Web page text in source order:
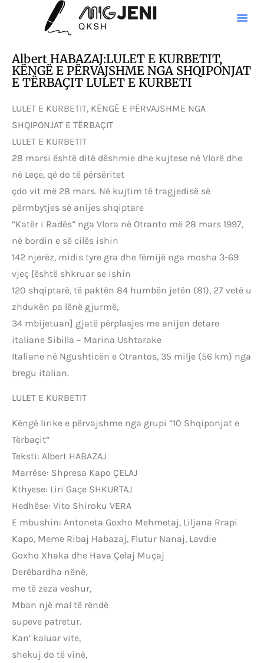
Albert HABAZAJ:LULET E KURBETIT,
KËNGË E PËRVAJSHME NGA SHQIPONJAT
E TËRBAÇIT LULET E KURBETI
LULET E KURBETIT, KËNGË E PËRVAJSHME NGA
SHQIPONJAT E TËRBAÇIT
LULET E KURBETIT
28 marsi është ditë dëshmie dhe kujtese në Vlorë dhe
në Leçe, që do të përsëritet
çdo vit më 28 mars. Në kujtim të tragjedisë së
përmbytjes së anijes shqiptare
“Katër i Radës” nga Vlora në Otranto më 28 mars 1997,
në bordin e së cilës ishin
142 njerëz, midis tyre gra dhe fëmijë nga mosha 3-69
vjeç [është shkruar se ishin
120 shqiptarë, të paktën 84 humbën jetën (81), 27 vetë u
zhdukën pa lënë gjurmë,
34 mbijetuan] gjatë përplasjes me anijen detare
italiane Sibilla – Marina Ushtarake
Italiane në Ngushticën e Otrantos, 35 milje (56 km) nga
bregu italian.
LULET E KURBETIT
Këngë lirike e përvajshme nga grupi “10 Shqiponjat e
Tërbaçit”
Teksti: Albert HABAZAJ
Marrëse: Shpresa Kapo ÇELAJ
Kthyese: Liri Gaçe SHKURTAJ
Hedhëse: Vito Shiroku VERA
E mbushin: Antoneta Goxho Mehmetaj, Liljana Rrapi
Kapo, Meme Ribaj Habazaj, Flutur Nanaj, Lavdie
Goxho Xhaka dhe Hava Çelaj Muçaj
Derëbardha nënë,
me të zeza veshur,
Mban një mal të rëndë
supeve patretur.
Kan’ kaluar vite,
shekuj do të vinë,